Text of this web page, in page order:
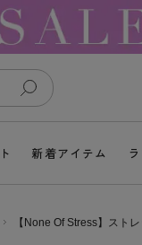
新着アイテム
【None Of Stress】スト